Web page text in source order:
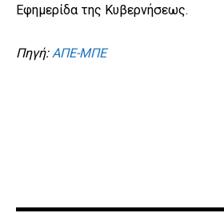
Εφημερίδα της Κυβερνήσεως.
Πηγή:ΑΠΕ-ΜΠΕ